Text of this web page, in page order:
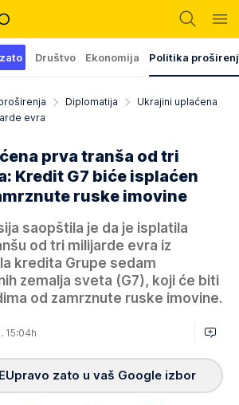
Društvo Ekonomija Politika
Diplomatija
Ukrajini uplaćena
evra
prva tranša od tri
Kredit G7 biće isplaćen
ruske imovine
saopštila je da je isplatila
od tri milijarde evra iz
kredita Grupe sedam
zemalja sveta (G7), koji će biti
od zamrznute ruske imovine.
15:04h
zato u vaš Google izbor